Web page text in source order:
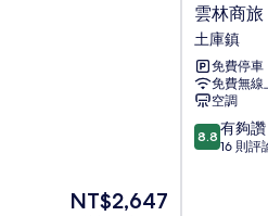
現
NT$2,647
雲
林
商
旅
土
庫
鎮
雲林商旅
土庫鎮
免費停車
免費無線
空調
8.8
分，
8.8 有夠讚
16 則評